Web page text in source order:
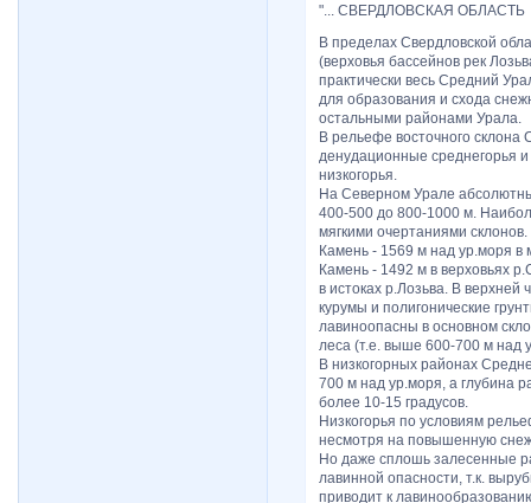
"... СВЕРДЛОВСКАЯ ОБЛАСТЬ
В пределах Свердловской
(верховья бассейнов рек
практически весь Средний
для образования и схода
остальными районами Урала.
В рельефе восточного
денудационные среднегорья
низкогорья.
На Северном Урале
400-500 до 800-1000 м.
мягкими очертаниями
Камень - 1569 м над ур.моря в
Камень - 1492 м в верховьях
в истоках р.Лозьва. В верхней
курумы и полигонические
лавиноопасны в основном
леса (т.е. выше 600-700 м над
В низкогорных районах
700 м над ур.моря, а глубина
более 10-15 градусов.
Низкогорья по условиям
несмотря на повышенную
Но даже сплошь залесенные
лавинной опасности, т.к.
приводит к